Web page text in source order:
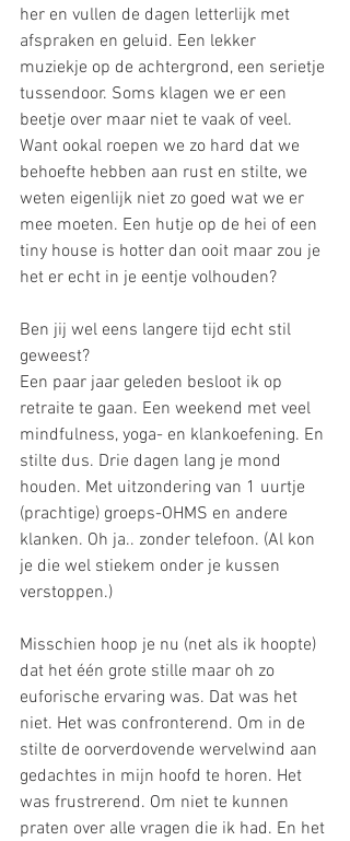
her en vullen de dagen letterlijk met
afspraken en geluid. Een lekker
muziekje op de achtergrond, een serietje
tussendoor. Soms klagen we er een
beetje over maar niet te vaak of veel.
Want ookal roepen we zo hard dat we
behoefte hebben aan rust en stilte, we
weten eigenlijk niet zo goed wat we er
mee moeten. Een hutje op de hei of een
tiny house is hotter dan ooit maar zou je
het er echt in je eentje volhouden?
Ben jij wel eens langere tijd echt stil
geweest?
Een paar jaar geleden besloot ik op
retraite te gaan. Een weekend met veel
mindfulness, yoga- en klankoefening. En
stilte dus. Drie dagen lang je mond
houden. Met uitzondering van 1 uurtje
(prachtige) groeps-OHMS en andere
klanken. Oh ja.. zonder telefoon. (Al kon
je die wel stiekem onder je kussen
verstoppen.)
Misschien hoop je nu (net als ik hoopte)
dat het één grote stille maar oh zo
euforische ervaring was. Dat was het
niet. Het was confronterend. Om in de
stilte de oorverdovende wervelwind aan
gedachtes in mijn hoofd te horen. Het
was frustrerend. Om niet te kunnen
praten over alle vragen die ik had. En het